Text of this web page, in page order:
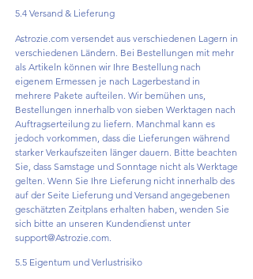
5.4 Versand & Lieferung
Astrozie.com versendet aus verschiedenen Lagern in
verschiedenen Ländern. Bei Bestellungen mit mehr
als Artikeln können wir Ihre Bestellung nach
eigenem Ermessen je nach Lagerbestand in
mehrere Pakete aufteilen. Wir bemühen uns,
Bestellungen innerhalb von sieben Werktagen nach
Auftragserteilung zu liefern. Manchmal kann es
jedoch vorkommen, dass die Lieferungen während
starker Verkaufszeiten länger dauern. Bitte beachten
Sie, dass Samstage und Sonntage nicht als Werktage
gelten. Wenn Sie Ihre Lieferung nicht innerhalb des
auf der Seite Lieferung und Versand angegebenen
geschätzten Zeitplans erhalten haben, wenden Sie
sich bitte an unseren Kundendienst unter
support@Astrozie.com.
5.5 Eigentum und Verlustrisiko